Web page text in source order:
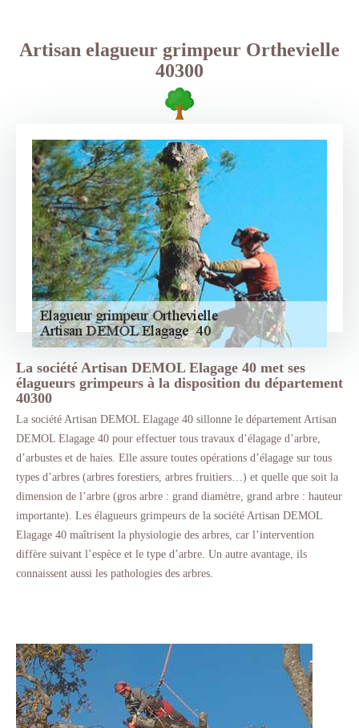
Artisan elagueur grimpeur Orthevielle
40300
La société Artisan DEMOL Elagage 40 met ses
élagueurs grimpeurs à la disposition du département
40300
La société Artisan DEMOL Elagage 40 sillonne le département Artisan
DEMOL Elagage 40 pour effectuer tous travaux d’élagage d’arbre,
d’arbustes et de haies. Elle assure toutes opérations d’élagage sur tous
types d’arbres (arbres forestiers, arbres fruitiers…) et quelle que soit la
dimension de l’arbre (gros arbre : grand diamètre, grand arbre : hauteur
importante). Les élagueurs grimpeurs de la société Artisan DEMOL
Elagage 40 maîtrisent la physiologie des arbres, car l’intervention
diffère suivant l’espèce et le type d’arbre. Un autre avantage, ils
connaissent aussi les pathologies des arbres.